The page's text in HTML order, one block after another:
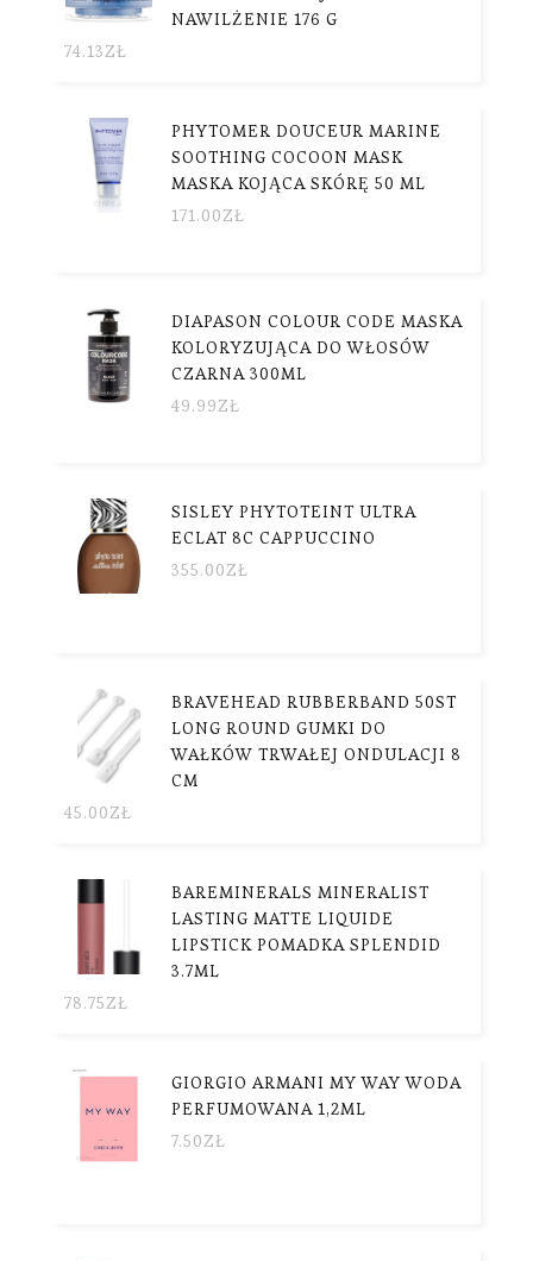
NAWILŻENIE 176 G
74.13ZŁ
PHYTOMER DOUCEUR MARINE
SOOTHING COCOON MASK
MASKA KOJĄCA SKÓRĘ 50 ML
171.00ZŁ
DIAPASON COLOUR CODE MASKA
KOLORYZUJĄCA DO WŁOSÓW
CZARNA 300ML
49.99ZŁ
SISLEY PHYTOTEINT ULTRA
ECLAT 8C CAPPUCCINO
355.00ZŁ
BRAVEHEAD RUBBERBAND 50ST
LONG ROUND GUMKI DO
WAŁKÓW TRWAŁEJ ONDULACJI 8
CM
45.00ZŁ
BAREMINERALS MINERALIST
LASTING MATTE LIQUIDE
LIPSTICK POMADKA SPLENDID
3.7ML
78.75ZŁ
GIORGIO ARMANI MY WAY WODA
PERFUMOWANA 1,2ML
7.50ZŁ